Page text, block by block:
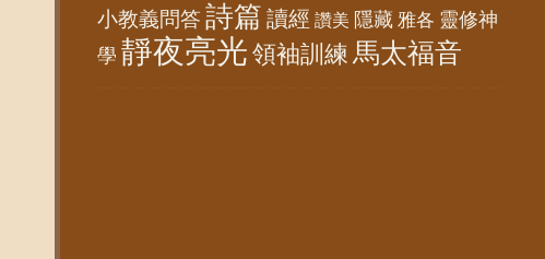
小教義問答詩篇 讀經 讚美 隱藏 雅各 靈修神
學 靜夜亮光 領袖訓練 馬太福音